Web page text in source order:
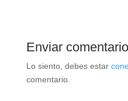
Enviar comentario
Lo siento, debes estar
comentario.